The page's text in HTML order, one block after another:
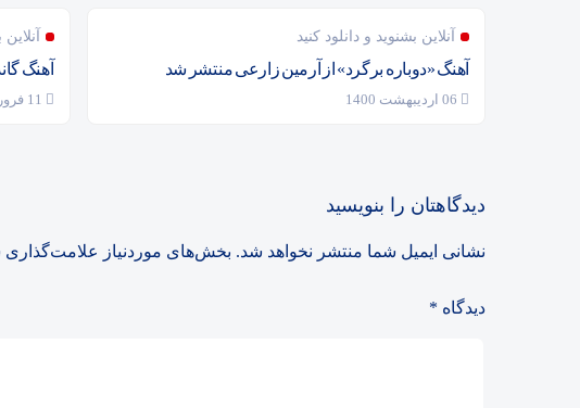
آنلاین بشنوید و دانلود کنید
آهنگ «دوباره برگرد» از آرمین زارعی منتشر شد آهنگ
دیدگاهتان را بنویسید
نشانی ایمیل شما منتشر نخواهد شد. بخش‌های موردنیاز علامت‌گذاری
دیدگاه *